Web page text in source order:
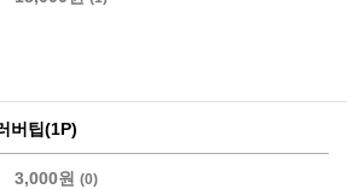
버팁(1P)
3,000원 (0)